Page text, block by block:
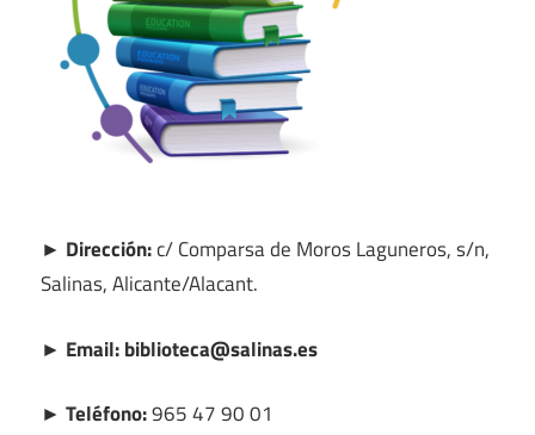
► Dirección:c/ Comparsa de Moros Laguneros, s/n,
Salinas, Alicante/Alacant.
► Email: biblioteca@salinas.es
► Teléfono:965 47 90 01